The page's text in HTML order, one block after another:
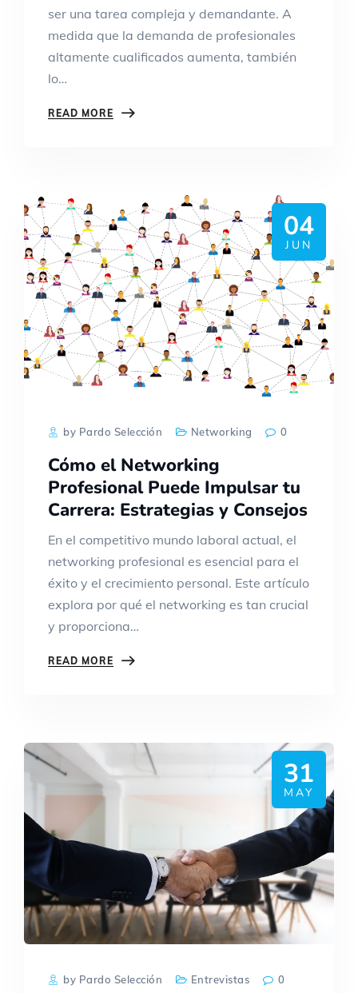
ser una tarea compleja y demandante. A
medida que la demanda de profesionales
altamente cualificados aumenta, también
lo…
READ MORE
04
JUN
by Pardo Selección Networking 0
Cómo el Networking
Profesional Puede Impulsar tu
Carrera: Estrategias y Consejos
En el competitivo mundo laboral actual, el
networking profesional es esencial para el
éxito y el crecimiento personal. Este artículo
explora por qué el networking es tan crucial
y proporciona…
READ MORE
31
MAY
by Pardo Selección Entrevistas 0